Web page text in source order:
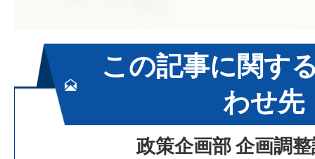
この記事に関す
わせ先
政策企画部 企画調